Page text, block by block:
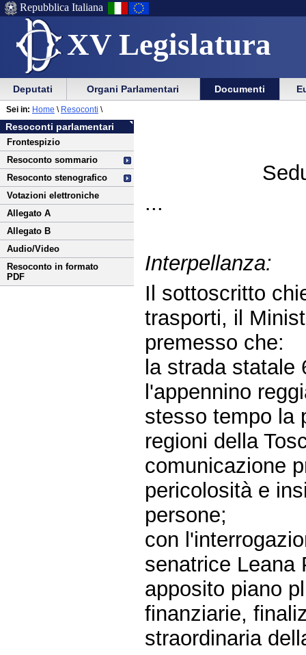
XV Legislatura
Menu
di
ausilio
alla
navigazione
Vai
Menu
di
navigazione
principale
Repubblica Italiana
Menu
di
navigazione
principale
Vai
menu
di
sezione
Deputati Organi Parlamentari Documenti
Vai
al
contenuto
Resoconti parlamentari
Frontespizio
Resoconto sommario
Resoconto stenografico
Votazioni elettroniche
Allegato A
Allegato B
Audio/Video
Resoconto in formato
PDF
Sei in: Home \ Resoconti \
...
Interpellanza:
Il sottoscritto
trasporti, il
premesso che:
la strada statale
l'appennino
stesso tempo la
regioni della
comunicazione
pericolosità e
persone;
con
senatrice Leana
apposito piano
finanziarie,
straordinaria